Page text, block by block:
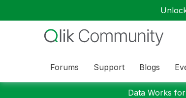
Forums Support Blogs
Data Works